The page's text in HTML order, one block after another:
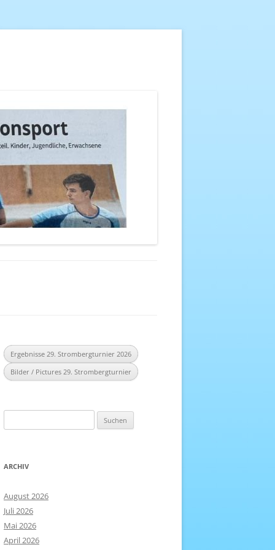
Ergebnisse 29. Strombergturnier 2026
Bilder / Pictures 29. Strombergturnier
nach:
ARCHIV
August 2026
Juli 2026
Mai 2026
April 2026